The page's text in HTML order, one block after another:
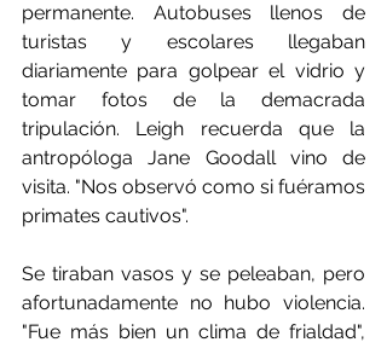
permanente. Autobuses llenos de
turistas y escolares llegaban
diariamente para golpear el vidrio y
tomar fotos de la demacrada
tripulación. Leigh recuerda que la
antropóloga Jane Goodall vino de
visita. "Nos observó como si fuéramos
primates cautivos".
Se tiraban vasos y se peleaban, pero
afortunadamente no hubo violencia.
"Fue más bien un clima de frialdad",